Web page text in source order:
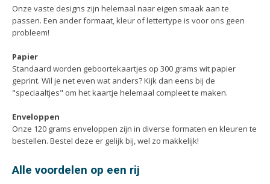
Menukaarten
Mondkapjes
Portfolio
Posters
Rapporten/Verslagen
Rouwkaarten
Trouwkaarten
Onze vaste designs zijn helemaal naar eigen smaak aan te
passen. Een ander formaat, kleur of lettertype is voor ons geen
probleem!
Papier
Standaard worden geboortekaartjes op 300 grams wit papier
geprint. Wil je net even wat anders? Kijk dan eens bij de
"speciaaltjes" om het kaartje helemaal compleet te maken.
Enveloppen
Onze 120 grams enveloppen zijn in diverse formaten en kleuren te
bestellen. Bestel deze er gelijk bij, wel zo makkelijk!
Alle voordelen op een rij